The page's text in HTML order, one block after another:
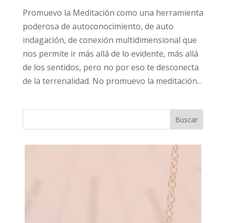
Promuevo la Meditación como una herramienta
poderosa de autoconocimiento, de auto
indagación, de conexión multidimensional que
nos permite ir más allá de lo evidente, más allá
de los sentidos, pero no por eso te desconecta
de la terrenalidad. No promuevo la meditación...